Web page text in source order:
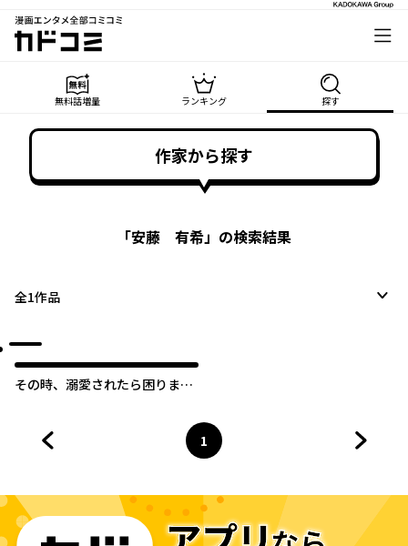
漫画エンタメ全部コミコミ
カドコミ
無料話増量 ランキング 探す
作家から探す
「安藤 有希」の検索結果
全1作品
その時、溺愛されたら困りま
ページ
1
へ